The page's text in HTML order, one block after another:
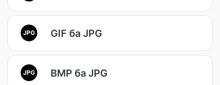
JPG GIF ба JPG
JPG BMP ба JPG